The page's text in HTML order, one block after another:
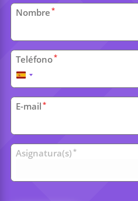
Datos
personales
Nombre *
Teléfono*
España
+34
E-mail *
Clases
universitarias
Asignatura(s) *